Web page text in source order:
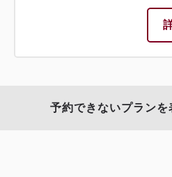
予約できないプランを